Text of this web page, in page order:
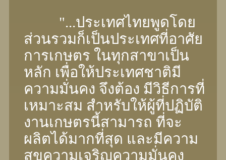
"...ประเทศไทยพูดโดย
ส่วนรวมก็เป็นประเทศที่อาศัย
การเกษตร ในทุกสาขาเป็น
หลัก เพื่อให้ประเทศชาติมี
ความมั่นคง จึงต้อง มีวิธีการที่
เหมาะสม สําหรับให้ผู้ที่ปฏิบัติ
งานเกษตรนี้สามารถ ที่จะ
ผลิตได้มากที่สุด และมีความ
สุขความเจริญความมั่นคง